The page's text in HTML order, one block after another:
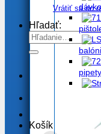
Vrátiť sa do
Hľadať:
Košík
pipety